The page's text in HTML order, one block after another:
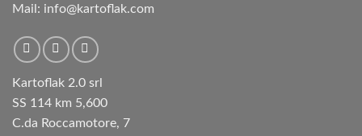
Mail: info@kartoflak.com
Kartoflak 2.0 srl
SS 114 km 5,600
C.da Roccamotore, 7